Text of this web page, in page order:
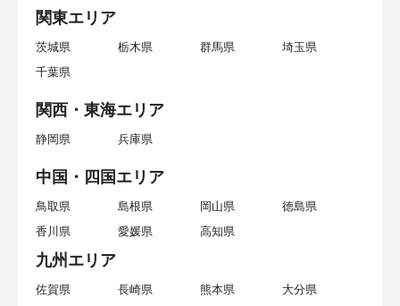
関東エリア
茨城県 栃木県 群馬県
埼玉県
千葉県
関西・東海エリア
静岡県 兵庫県
中国・四国エリア
鳥取県 島根県 岡山県
徳島県
香川県
愛媛県 高知県
九州エリア
佐賀県 長崎県 熊本県
大分県